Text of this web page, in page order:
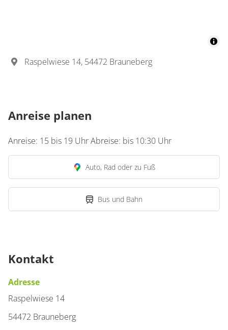
Raspelwiese 14, 54472 Brauneberg
Anreise planen
Anreise: 15 bis 19 Uhr Abreise: bis 10:30 Uhr
Auto, Rad oder zu Fuß
Bus und Bahn
Kontakt
Adresse
Raspelwiese 14
54472 Brauneberg